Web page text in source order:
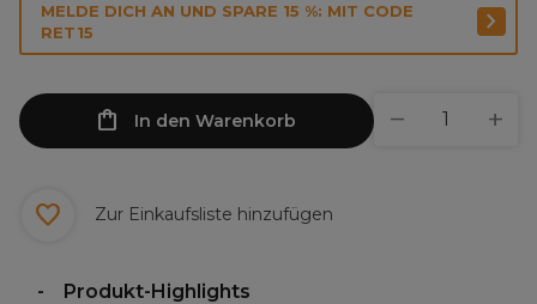
MELDE DICH AN UND SPARE 15 %: MIT CODE
RET15
In den Warenkorb
Zur Einkaufsliste hinzufügen
Produkt-Highlights